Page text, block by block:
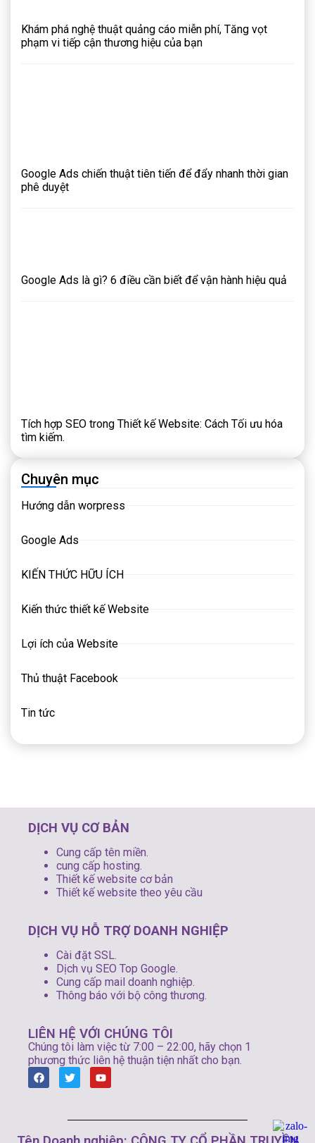
Khám phá nghệ thuật quảng cáo miễn phí, Tăng vọt
phạm vi tiếp cận thương hiệu của bạn
Google Ads chiến thuật tiên tiến để đẩy nhanh thời gian
phê duyệt
Google Ads là gì? 6 điều cần biết để vận hành hiệu quả
Tích hợp SEO trong Thiết kế Website: Cách Tối ưu hóa
tìm kiếm.
Chuyên mục
Hướng dẫn worpress
Google Ads
KIẾN THỨC HỮU ÍCH
Kiến thức thiết kế Website
Lợi ích của Website
Thủ thuật Facebook
Tin tức
DỊCH VỤ CƠ BẢN
Cung cấp tên miền.
cung cấp hosting.
Thiết kế website cơ bản
Thiết kế website theo yêu cầu
DỊCH VỤ HỖ TRỢ DOANH NGHIỆP
Cài đặt SSL.
Dịch vụ SEO Top Google.
Cung cấp mail doanh nghiệp.
Thông báo với bộ công thương.
LIÊN HỆ VỚI CHÚNG TÔI
Chúng tôi làm việc từ 7:00 – 22:00, hãy chọn 1
phương thức liên hệ thuận tiện nhất cho bạn.